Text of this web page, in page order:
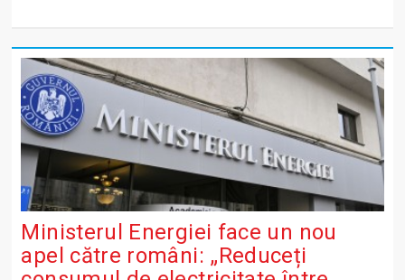
Ministerul Energiei face un nou
apel către români: „Reduceți